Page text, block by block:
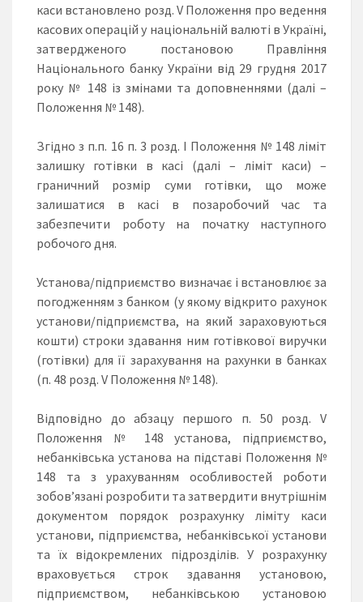
каси встановлено розд. V Положення про ведення
касових операцій у національній валюті в Україні,
затвердженого постановою Правління
Національного банку України від 29 грудня 2017
року № 148 із змінами та доповненнями (далі –
Положення № 148).
Згідно з п.п. 16 п. 3 розд. I Положення № 148 ліміт
залишку готівки в касі (далі – ліміт каси) –
граничний розмір суми готівки, що може
залишатися в касі в позаробочий час та
забезпечити роботу на початку наступного
робочого дня.
Установа/підприємство визначає і встановлює за
погодженням з банком (у якому відкрито рахунок
установи/підприємства, на який зараховуються
кошти) строки здавання ним готівкової виручки
(готівки) для її зарахування на рахунки в банках
(п. 48 розд. V Положення № 148).
Відповідно до абзацу першого п. 50 розд. V
Положення № 148 установа, підприємство,
небанківська установа на підставі Положення №
148 та з урахуванням особливостей роботи
зобов’язані розробити та затвердити внутрішнім
документом порядок розрахунку ліміту каси
установи, підприємства, небанківської установи
та їх відокремлених підрозділів. У розрахунку
враховується строк здавання установою,
підприємством, небанківською установою